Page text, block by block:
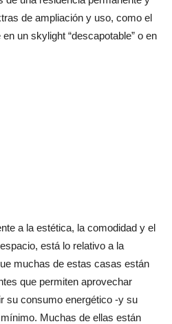
de ampliación y uso, como el
un skylight “descapotable” o en
a la estética, la comodidad y el
está lo relativo a la
muchas de estas casas están
que permiten aprovechar
su consumo energético -y su
Muchas de ellas están